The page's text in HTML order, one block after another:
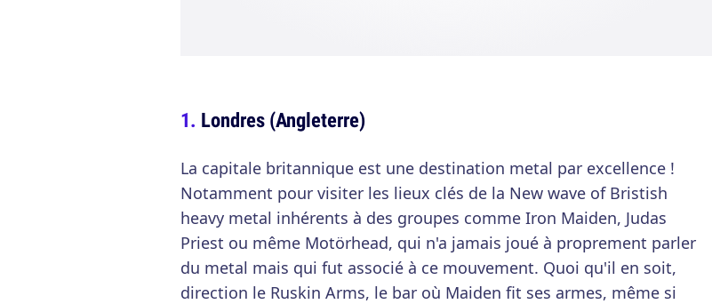
Londres (Angleterre)
La capitale britannique est une destination metal par excellence !
Notamment pour visiter les lieux clés de la New wave of Bristish
heavy metal inhérents à des groupes comme Iron Maiden, Judas
Priest ou même Motörhead, qui n'a jamais joué à proprement parler
du metal mais qui fut associé à ce mouvement. Quoi qu'il en soit,
direction le Ruskin Arms, le bar où Maiden fit ses armes, même si